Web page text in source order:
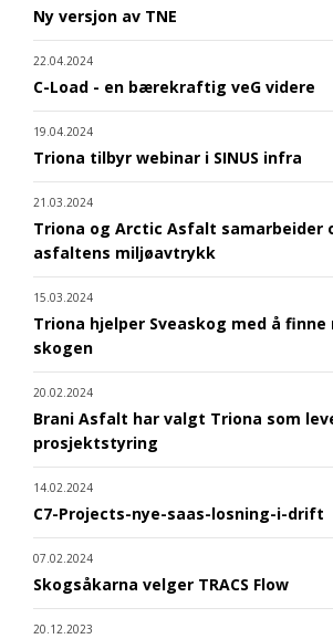
Ny versjon av TNE
22.04.2024
C-Load - en bærekraftig veG videre
19.04.2024
Triona tilbyr webinar i SINUS infra
21.03.2024
Triona og Arctic Asfalt samarbeider
asfaltens miljøavtrykk
15.03.2024
Triona hjelper Sveaskog med å
skogen
20.02.2024
Brani Asfalt har valgt Triona som
prosjektstyring
14.02.2024
C7-Projects-nye-saas-losning-i-drift
07.02.2024
Skogsåkarna velger TRACS Flow
20.12.2023